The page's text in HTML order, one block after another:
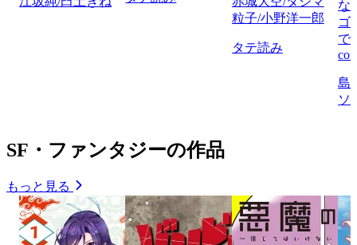
粒子/小野洋一郎
タテ読み
な
ゴ
で
島
ソ
SF・ファンタジーの作品
もっと見る